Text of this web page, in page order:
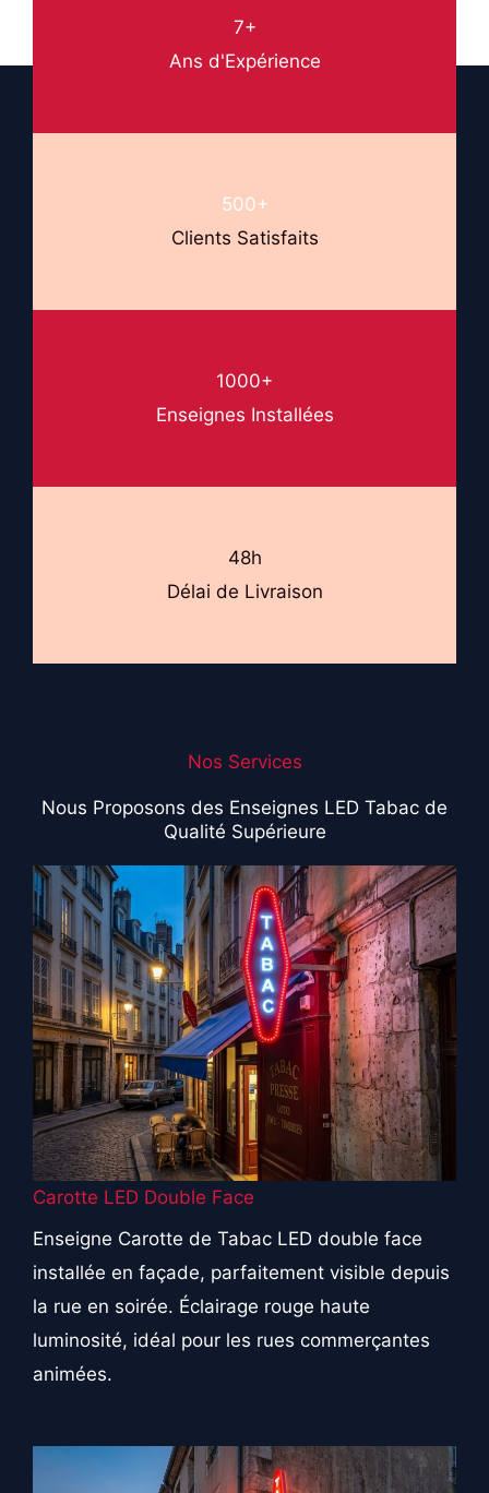
7+
Ans d'Expérience
500+
Clients Satisfaits
1000+
Enseignes Installées
48h
Délai de Livraison
Nos Services
Nous Proposons des Enseignes LED Tabac de
Qualité Supérieure
Carotte LED Double Face
Enseigne Carotte de Tabac LED double face
installée en façade, parfaitement visible depuis
la rue en soirée. Éclairage rouge haute
luminosité, idéal pour les rues commerçantes
animées.